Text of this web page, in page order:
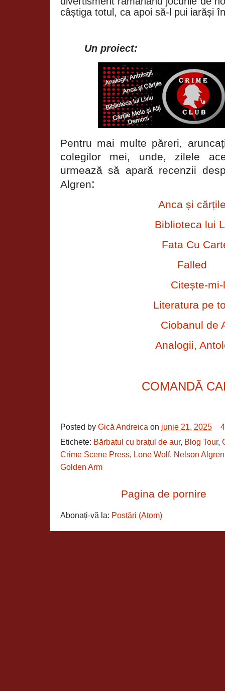
câștiga totul, ca apoi să-l pui iarăși
Un proiect:
Pentru mai multe păreri,
colegilor mei, unde, zilele
urmează să apară recenzii
Algren:
Anca și
Biblioteca lui
Fata Cu
Falled
Citește-
Literatura pe
Ciobanul de
Analogii,
COMANDĂ
Posted by Gică Andreica on iunie 21, 2025
Etichete: Bărbatul cu brațul de aur, Blog Tour,
Crime Scene Press, Lone Wolf, Nelson Algren
Golden Arm
Pagina de pornire
Abonați-vă la: Postări (Atom)